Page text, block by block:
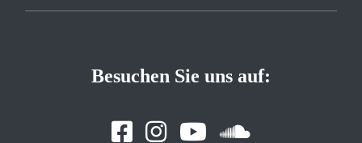
Besuchen Sie uns auf: